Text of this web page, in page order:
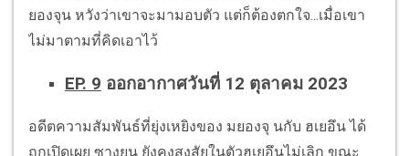
ยองจุน หวังว่าเขาจะมามอบตัว แต่ก็ต้องตกใจ...เมื่อเขา
ไม่มาตามที่คิดเอาไว้
EP. 9 ออกอากาศวันที่ 12 ตุลาคม 2023
อดีตความสัมพันธ์ที่ยุ่งเหยิงของ มยองจุ นกับ ฮเยอึน ได้
ถูกเปิดเผย ซางยุน ยังคงสงสัยในตัวฮเยอึนไม่เลิก ขณะ